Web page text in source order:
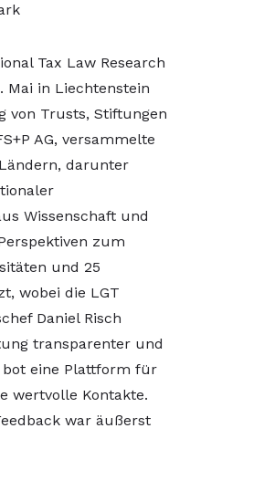
Tax Law Research
Mai in Liechtenstein
von Trusts, Stiftungen
AG, versammelte
darunter
Wissenschaft und
zum
und 25
wobei die LGT
Daniel Risch
transparenter und
bot eine Plattform für
wertvolle Kontakte.
war äußerst